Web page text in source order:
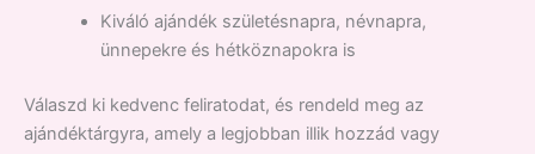
Kiváló ajándék születésnapra, névnapra,
ünnepekre és hétköznapokra is
Válaszd ki kedvenc feliratodat, és rendeld meg az
ajándéktárgyra, amely a legjobban illik hozzád vagy